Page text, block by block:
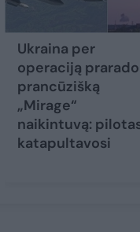
Ukraina per
operaciją prarado
prancūzišką
„Mirage“
naikintuvą:
katapultavosi